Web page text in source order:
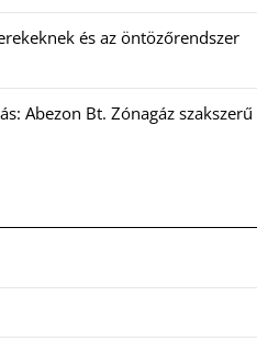
és az öntözőrendszer
Abezon Bt. Zónagáz szakszerű